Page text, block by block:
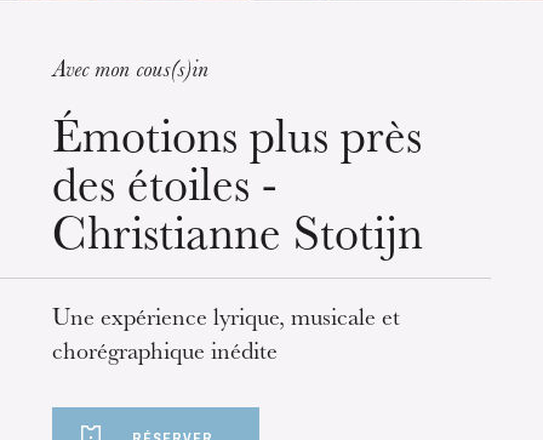
mercredi 19 août 2026
Avec mon cous(s)in
Émotions plus près
des étoiles -
Christianne Stotijn
Une expérience lyrique, musicale et
chorégraphique inédite